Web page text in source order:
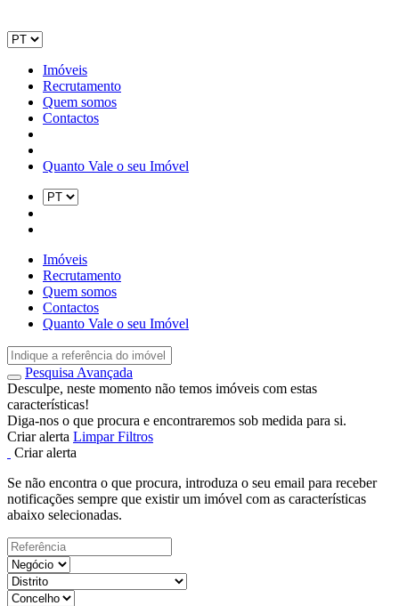
Imóveis
Recrutamento
Quem somos
Contactos
Quanto Vale o seu Imóvel
Imóveis
Recrutamento
Quem somos
Contactos
Quanto Vale o seu Imóvel
Pesquisa Avançada
Desculpe, neste momento não temos imóveis com estas
características!
Diga-nos o que procura e encontraremos sob medida para si.
Criar alerta Limpar Filtros
Criar alerta
Se não encontra o que procura, introduza o seu email para receber
notificações sempre que existir um imóvel com as características
abaixo selecionadas.